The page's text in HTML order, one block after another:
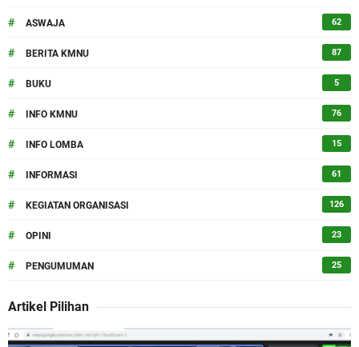
# ASWAJA 62
# BERITA KMNU 87
# BUKU 5
# INFO KMNU 76
# INFO LOMBA 15
# INFORMASI 61
# KEGIATAN ORGANISASI 126
# OPINI 23
# PENGUMUMAN 25
Artikel Pilihan